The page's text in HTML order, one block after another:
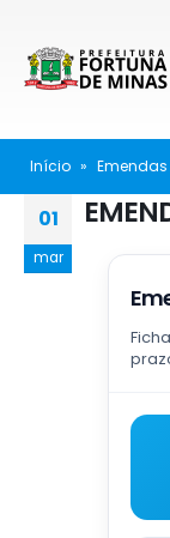
Início » Emendas
01
mar